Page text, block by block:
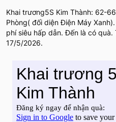
Khai trương5S Kim Thành: 62-
Phòng( đối diện Điện Máy
phí siêu hấp dẫn. Đến là có
17/5/2026.